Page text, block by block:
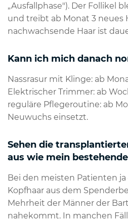
„Ausfallphase"). Der Follikel
und treibt ab Monat 3 neues
nachwachsende Haar ist
Kann ich mich danach
Nassrasur mit Klinge: ab
Elektrischer Trimmer: ab
reguläre Pflegeroutine: ab
Neuwuchs einsetzt.
Sehen die
aus wie mein
Bei den meisten Patienten
Kopfhaar aus dem
Mehrheit der Männer der
nahekommt. In manchen